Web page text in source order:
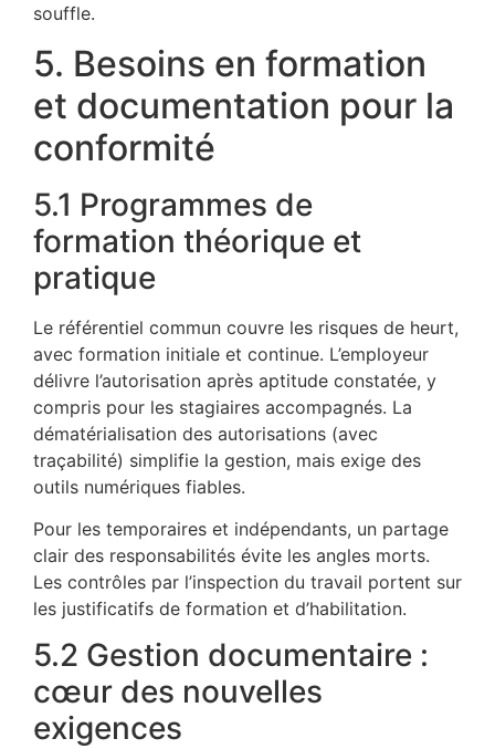
souffle.
5. Besoins en formation
et documentation pour la
conformité
5.1 Programmes de
formation théorique et
pratique
Le référentiel commun couvre les risques de heurt,
avec formation initiale et continue. L’employeur
délivre l’autorisation après aptitude constatée, y
compris pour les stagiaires accompagnés. La
dématérialisation des autorisations (avec
traçabilité) simplifie la gestion, mais exige des
outils numériques fiables.
Pour les temporaires et indépendants, un partage
clair des responsabilités évite les angles morts.
Les contrôles par l’inspection du travail portent sur
les justificatifs de formation et d’habilitation.
5.2 Gestion documentaire :
cœur des nouvelles
exigences